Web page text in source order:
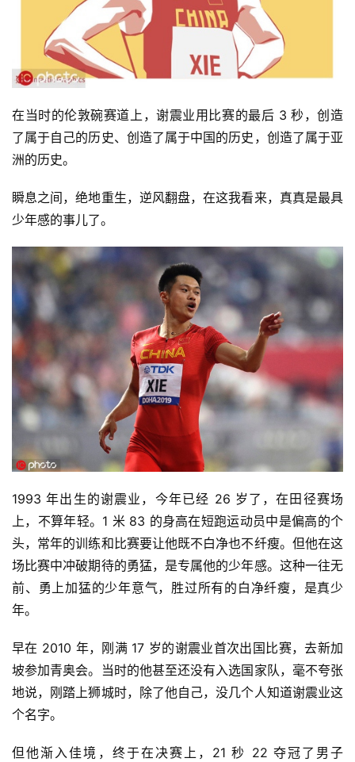
赛
观
察
备
练
视
频
户
精
选
运
集
在当时的伦敦碗赛道上，谢震业用比赛的最后 3 秒，创造
了属于自己的历史、创造了属于中国的历史，创造了属于亚
洲的历史。
瞬息之间，绝地重生，逆风翻盘，在这我看来，真真是最具
少年感的事儿了。
1993 年出生的谢震业，今年已经 26 岁了，在田径赛场
上，不算年轻。1 米 83 的身高在短跑运动员中是偏高的个
头，常年的训练和比赛要让他既不白净也不纤瘦。但他在这
场比赛中冲破期待的勇猛，是专属他的少年感。这种一往无
前、勇上加猛的少年意气，胜过所有的白净纤瘦，是真少
年。
早在 2010 年，刚满 17 岁的谢震业首次出国比赛，去新加
坡参加青奥会。当时的他甚至还没有入选国家队，毫不夸张
地说，刚踏上狮城时，除了他自己，没几个人知道谢震业这
个名字。
但他渐入佳境，终于在决赛上，21 秒 22 夺冠了男子